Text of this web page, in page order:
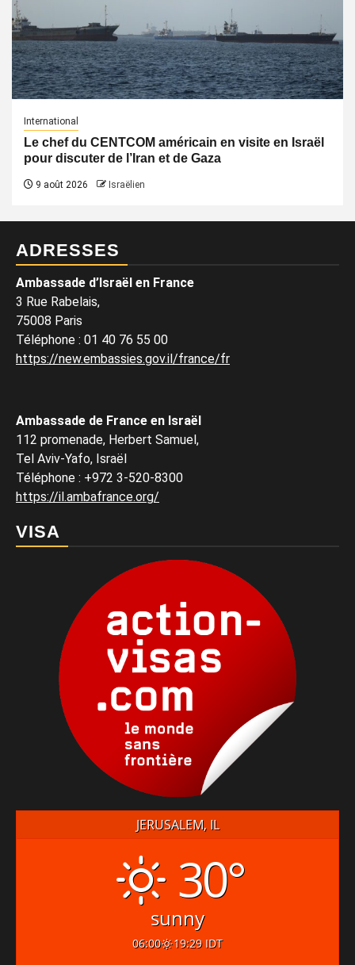
International
Le chef du CENTCOM américain en visite en Israël
pour discuter de l’Iran et de Gaza
9 août 2026 Israëlien
ADRESSES
Ambassade d’Israël en France
3 Rue Rabelais,
75008 Paris
Téléphone : 01 40 76 55 00
https://new.embassies.gov.il/france/fr
Ambassade de France en Israël
112 promenade, Herbert Samuel,
Tel Aviv-Yafo, Israël
Téléphone : +972 3-520-8300
https://il.ambafrance.org/
VISA
JERUSALEM, IL
30°
sunny
06:00 19:29 IDT